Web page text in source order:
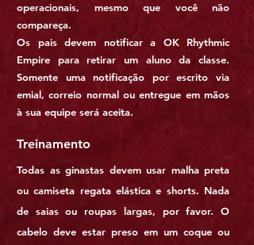
operacionais, mesmo que você não
compareça.
Os pais devem notificar a OK Rhythmic
Empire para retirar um aluno da classe.
Somente uma notificação por escrito via
emial, correio normal ou entregue em mãos
à sua equipe será aceita.
Treinamento
Todas as ginastas devem usar malha preta
ou camiseta regata elástica e shorts. Nada
de saias ou roupas largas, por favor. O
cabelo deve estar preso em um coque ou